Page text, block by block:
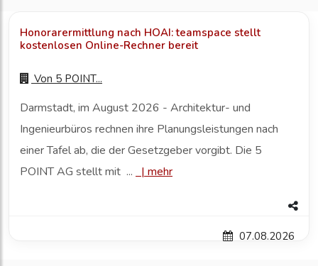
Honorarermittlung nach HOAI: teamspace stellt
kostenlosen Online-Rechner bereit
Von 5 POINT...
Darmstadt, im August 2026 - Architektur- und
Ingenieurbüros rechnen ihre Planungsleistungen nach
einer Tafel ab, die der Gesetzgeber vorgibt. Die 5
POINT AG stellt mit ...
| mehr
07.08.2026